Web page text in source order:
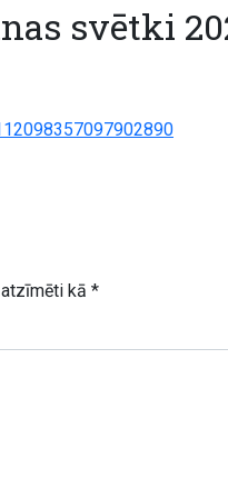
svētki
kā *